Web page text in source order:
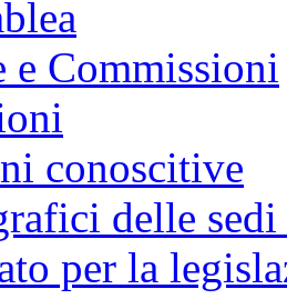
e Commissioni
conoscitive
delle
per la